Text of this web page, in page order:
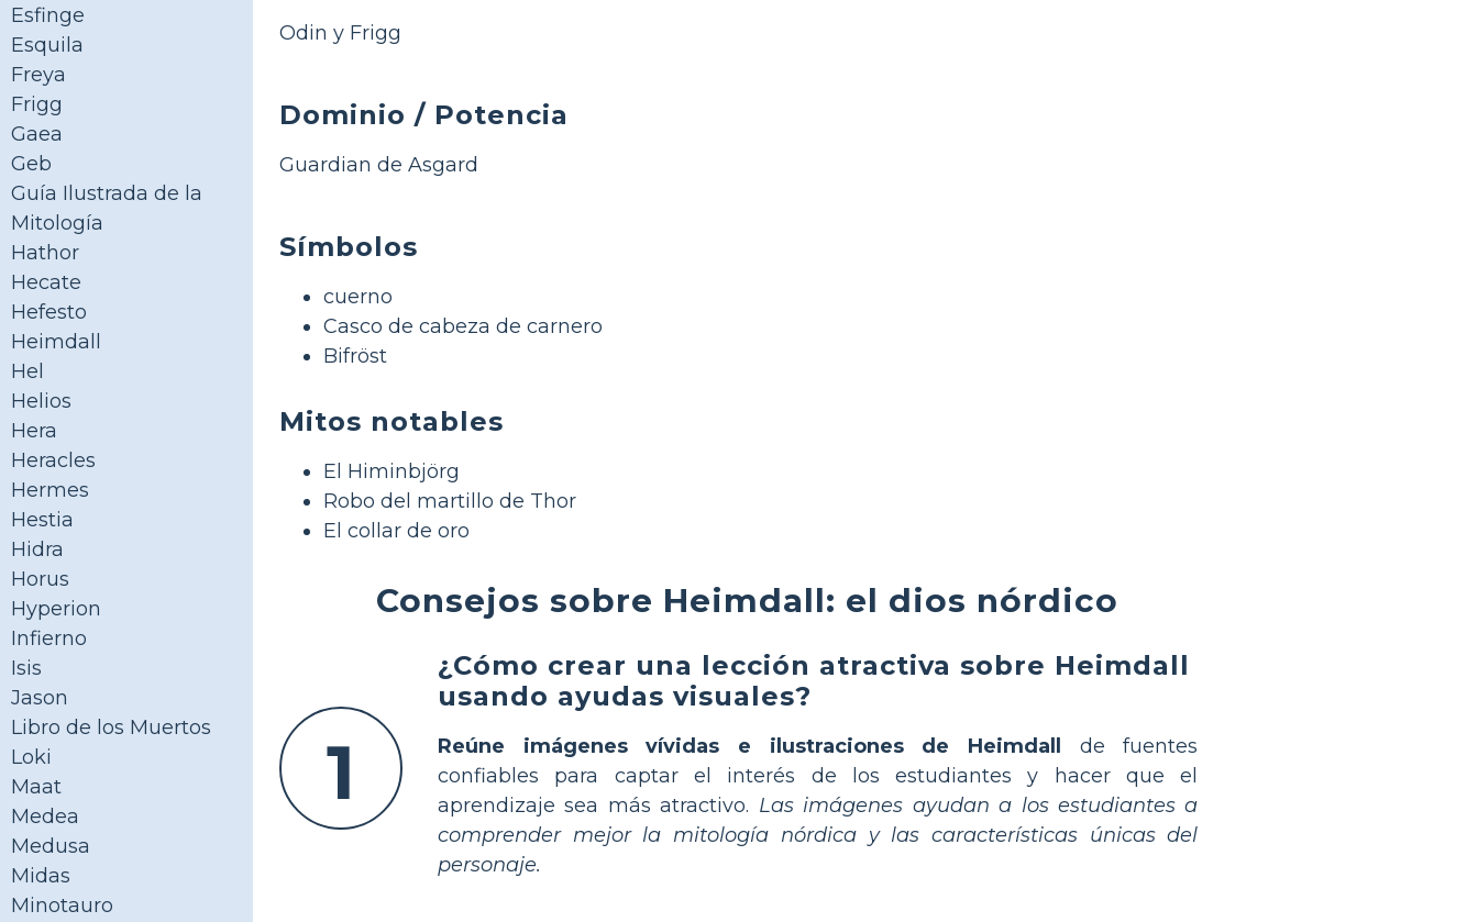
Esfinge
Esquila
Freya
Frigg
Gaea
Geb
Guía Ilustrada de la
Mitología
Hathor
Hecate
Hefesto
Heimdall
Hel
Helios
Hera
Heracles
Hermes
Hestia
Hidra
Horus
Hyperion
Infierno
Isis
Jason
Libro de los Muertos
Loki
Maat
Medea
Medusa
Midas
Minotauro
Odin y Frigg
Dominio / Potencia
Guardian de Asgard
Símbolos
cuerno
Casco de cabeza de carnero
Bifröst
Mitos notables
El Himinbjörg
Robo del martillo de Thor
El collar de oro
Consejos sobre Heimdall: el dios nórdico
1
¿Cómo crear una lección atractiva sobre Heimdall
usando ayudas visuales?
Reúne imágenes vívidas e ilustraciones de Heimdall
de fuentes
confiables para captar el interés de los estudiantes y hacer que el
aprendizaje sea más atractivo. Las imágenes ayudan a los estudiantes a
comprender mejor la mitología nórdica y las características únicas del
personaje.